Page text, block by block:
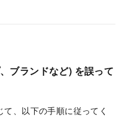
ブランドなど) を誤って
、以下の手順に従ってく